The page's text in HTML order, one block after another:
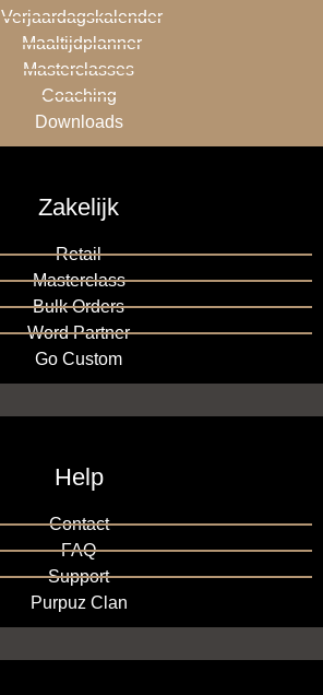
Verjaardagskalender
Maaltijdplanner
Masterclasses
Coaching
Downloads
Zakelijk
Retail
Masterclass
Bulk Orders
Word Partner
Go Custom
Help
Contact
FAQ
Support
Purpuz Clan